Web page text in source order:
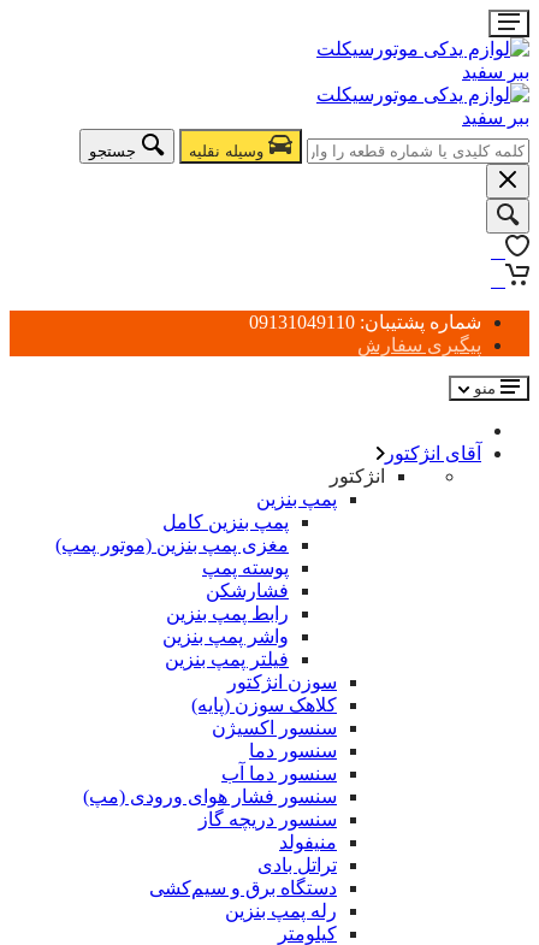
وسیله نقلیه جستجو
شماره پشتیبان: 09131049110
پیگیری سفارش
منو
آقای انژکتور
انژکتور
پمپ بنزین
پمپ بنزین کامل
مغزی پمپ بنزین (موتور پمپ)
پوسته پمپ
فشارشکن
رابط پمپ بنزین
واشر پمپ بنزین
فیلتر پمپ بنزین
سوزن انژکتور
کلاهک سوزن (پایه)
سنسور اکسیژن
سنسور دما
سنسور دما آب
سنسور فشار هوای ورودی (مپ)
سنسور دریچه گاز
منیفولد
تراتل بادی
دستگاه برق و سیم‌کشی
رله پمپ بنزین
کیلومتر